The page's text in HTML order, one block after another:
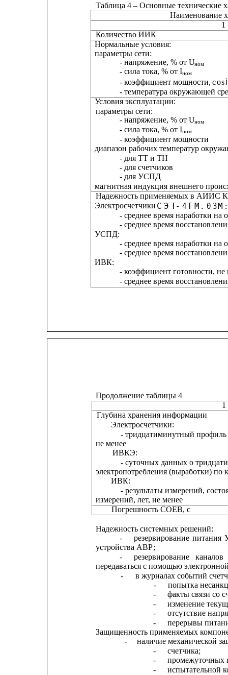
Таблица 4 – Основные технические
Наименование
1
Количество ИИК
Нормальные условия:
параметры сети:
- напряжение, % от Uном
- сила тока, % от Iном
- коэффициент мощности, cosj
- температура окружающей
Условия эксплуатации:
параметры сети:
- напряжение, % от Uном
- сила тока, % от Iном
- коэффициент мощности
диапазон рабочих температур
- для ТТ и ТН
- для счетчиков
- для УСПД
магнитная индукция внешнего
Надежность применяемых в АИИС
Электросчетчики СЭТ-4ТМ.03М
- среднее время наработки на
- среднее время
УСПД:
- среднее время наработки на
- среднее время
ИВК:
- коэффициент готовности, не
- среднее время
Продолжение таблицы 4
1
Глубина хранения информации
Электросчетчики:
- тридцатиминутный профиль
не менее
ИВКЭ:
- суточных данных о
электропотребления (выработки) по
ИВК:
- результаты измерений,
Надежность системных решений:
-
резервирование питания
устройства АВР;
-
резервирование
каналов
передаваться с помощью
-
в журналах событий
-
попытка
-
факты связи со
-
изменение
-
отсутствие
-
перерывы
Защищенность применяемых
-
наличие механической
-
счетчика;
-
промежуточных
-
испытательной